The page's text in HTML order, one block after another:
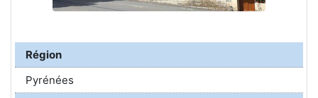
Région
Pyrénées